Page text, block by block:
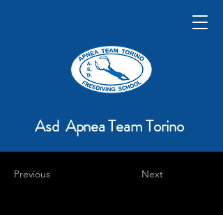
Asd Apnea Team Torino
Previous Next